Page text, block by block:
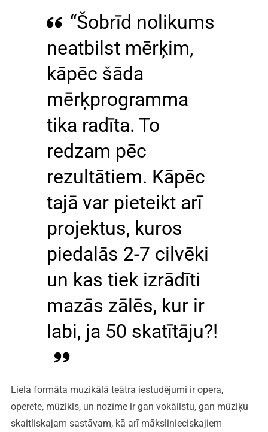
“Šobrīd nolikums
neatbilst mērķim,
kāpēc šāda
mērķprogramma
tika radīta. To
redzam pēc
rezultātiem. Kāpēc
tajā var pieteikt arī
projektus, kuros
piedalās 2-7 cilvēki
un kas tiek izrādīti
mazās zālēs, kur ir
labi, ja 50 skatītāju?!
Liela formāta muzikālā teātra iestudējumi ir opera,
operete, mūzikls, un nozīme ir gan vokālistu, gan mūziķu
skaitliskajam sastāvam, kā arī mākslinieciskajiem